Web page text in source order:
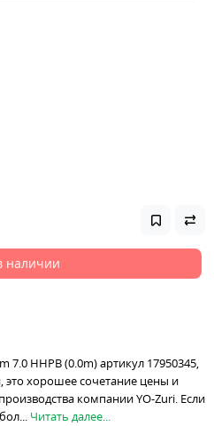
наличии
7.0 HHPB (0.0m) артикул 17950345,
это хорошее сочетание цены и
компании YO-Zuri. Если
Читать далее...